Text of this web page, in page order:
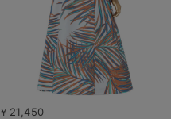
￥21,450